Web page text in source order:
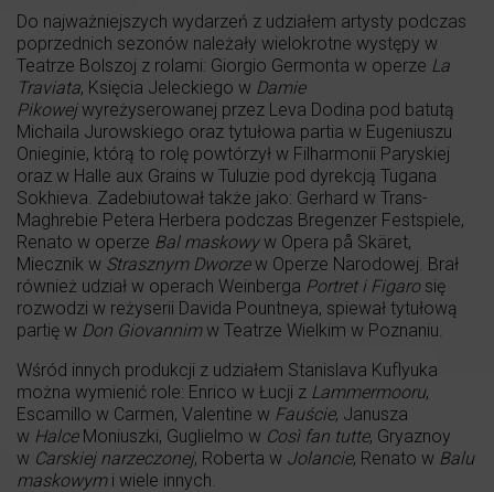
Do najważniejszych wydarzeń z udziałem artysty podczas
poprzednich sezonów należały wielokrotne występy w
Teatrze Bolszoj z rolami: Giorgio Germonta w operze La
Traviata, Księcia Jeleckiego w Damie
Pikowejwyreżyserowanej przez Leva Dodina pod batutą
Michaila Jurowskiego oraz tytułowa partia w Eugeniuszu
Onieginie, którą to rolę powtórzył w Filharmonii Paryskiej
oraz w Halle aux Grains w Tuluzie pod dyrekcją Tugana
Sokhieva. Zadebiutował także jako: Gerhard w Trans-
Maghrebie Petera Herbera podczas Bregenzer Festspiele,
Renato w operze Bal maskowyw Opera på Skäret,
Miecznik w Strasznym Dworzew Operze Narodowej. Brał
również udział w operach Weinberga Portret i Figarosię
rozwodzi w reżyserii Davida Pountneya, spiewał tytułową
partię w Don Giovannimw Teatrze Wielkim w Poznaniu.
Wśród innych produkcji z udziałem Stanislava Kuflyuka
można wymienić role: Enrico w Łucji z Lammermooru,
Escamillo w Carmen, Valentine w Fauście, Janusza
w HalceMoniuszki, Guglielmo w Così fan tutte, Gryaznoy
w Carskiej narzeczonej, Roberta w Jolancie, Renato w Balu
maskowymi wiele innych.